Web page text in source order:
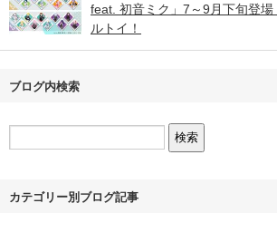
feat. 初音ミク」7～9月下旬登場
ルトイ！
ブログ内検索
カテゴリー別ブログ記事